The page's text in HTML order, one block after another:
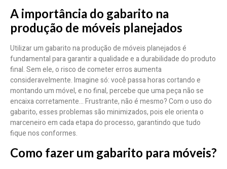
A importância do gabarito na
produção de móveis planejados
Utilizar um gabarito na produção de móveis planejados é
fundamental para garantir a qualidade e a durabilidade do produto
final. Sem ele, o risco de cometer erros aumenta
consideravelmente. Imagine só: você passa horas cortando e
montando um móvel, e no final, percebe que uma peça não se
encaixa corretamente… Frustrante, não é mesmo? Com o uso do
gabarito, esses problemas são minimizados, pois ele orienta o
marceneiro em cada etapa do processo, garantindo que tudo
fique nos conformes.
Como fazer um gabarito para móveis?